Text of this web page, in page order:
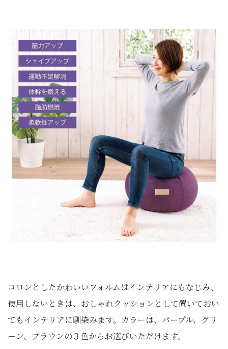
コロンとしたかわいいフォルムはインテリアにもなじみ、
使用しないときは、おしゃれクッションとして置いておい
てもインテリアに馴染みます。カラーは、パープル、グリ
ーン、ブラウンの３色からお選びいただけます。